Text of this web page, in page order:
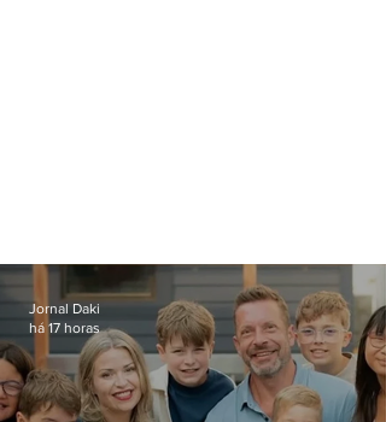
Jornal Daki
há 17 horas